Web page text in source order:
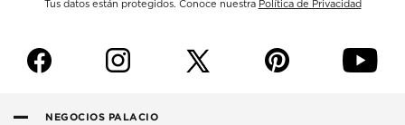
Tus datos están protegidos. Conoce nuestra Política de Privacidad
f i p y
NEGOCIOS PALACIO